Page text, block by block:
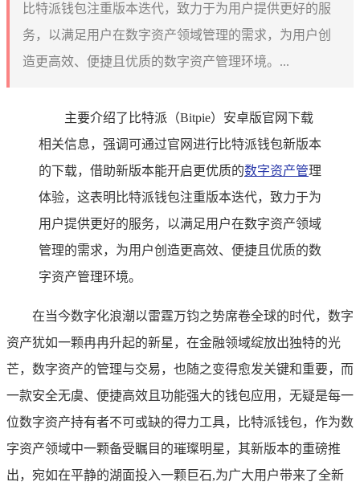
比特派钱包注重版本迭代，致力于为用户提供更好的服
务，以满足用户在数字资产领域管理的需求，为用户创
造更高效、便捷且优质的数字资产管理环境。...
主要介绍了比特派（Bitpie）安卓版官网下载
相关信息，强调可通过官网进行比特派钱包新版本
的下载，借助新版本能开启更优质的数字资产管理
体验，这表明比特派钱包注重版本迭代，致力于为
用户提供更好的服务，以满足用户在数字资产领域
管理的需求，为用户创造更高效、便捷且优质的数
字资产管理环境。
在当今数字化浪潮以雷霆万钧之势席卷全球的时代，数字
资产犹如一颗冉冉升起的新星，在金融领域绽放出独特的光
芒，数字资产的管理与交易，也随之变得愈发关键和重要，而
一款安全无虞、便捷高效且功能强大的钱包应用，无疑是每一
位数字资产持有者不可或缺的得力工具，比特派钱包，作为数
字资产领域中一颗备受瞩目的璀璨明星，其新版本的重磅推
出，宛如在平静的湖面投入一颗巨石,为广大用户带来了全新